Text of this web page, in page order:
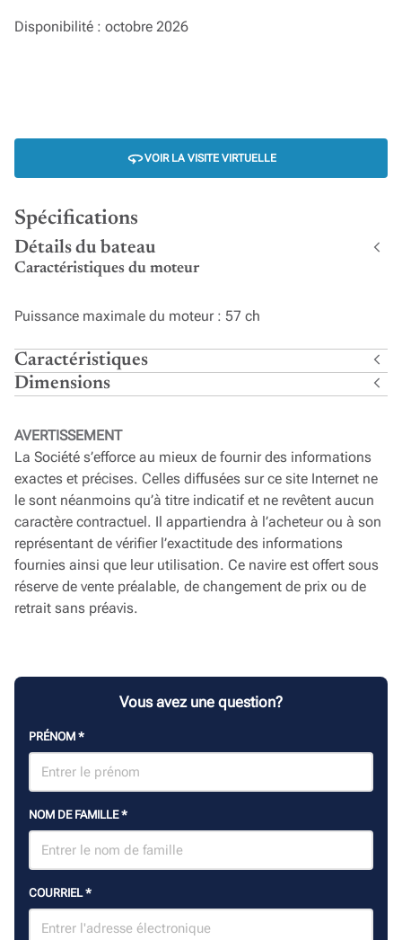
Disponibilité : octobre 2026
VOIR LA VISITE VIRTUELLE
Spécifications
Détails du bateau
Caractéristiques du moteur
Puissance maximale du moteur : 57 ch
Caractéristiques
Dimensions
AVERTISSEMENT
La Société s’efforce au mieux de fournir des informations
exactes et précises. Celles diffusées sur ce site Internet ne
le sont néanmoins qu’à titre indicatif et ne revêtent aucun
caractère contractuel. Il appartiendra à l’acheteur ou à son
représentant de vérifier l’exactitude des informations
fournies ainsi que leur utilisation. Ce navire est offert sous
réserve de vente préalable, de changement de prix ou de
retrait sans préavis.
Vous avez une question?
PRÉNOM *
NOM DE FAMILLE*
COURRIEL*